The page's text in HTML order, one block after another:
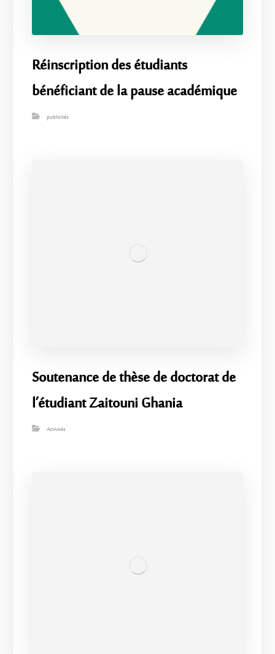
Réinscription des étudiants
bénéficiant de la pause académique
publicités
Soutenance de thèse de doctorat de
l’étudiant Zaitouni Ghania
Activités